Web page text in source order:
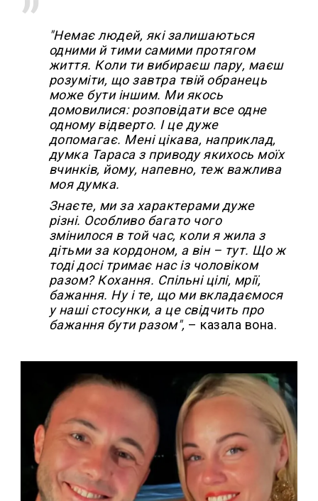
"Немає людей, які залишаються
одними й тими самими протягом
життя. Коли ти вибираєш пару, маєш
розуміти, що завтра твій обранець
може бути іншим. Ми якось
домовилися: розповідати все одне
одному відверто. І це дуже
допомагає. Мені цікава, наприклад,
думка Тараса з приводу якихось моїх
вчинків, йому, напевно, теж важлива
моя думка.
Знаєте, ми за характерами дуже
різні. Особливо багато чого
змінилося в той час, коли я жила з
дітьми за кордоном, а він – тут. Що ж
тоді досі тримає нас із чоловіком
разом? Кохання. Спільні цілі, мрії,
бажання. Ну і те, що ми вкладаємося
у наші стосунки, а це свідчить про
бажання бути разом", – казала вона.